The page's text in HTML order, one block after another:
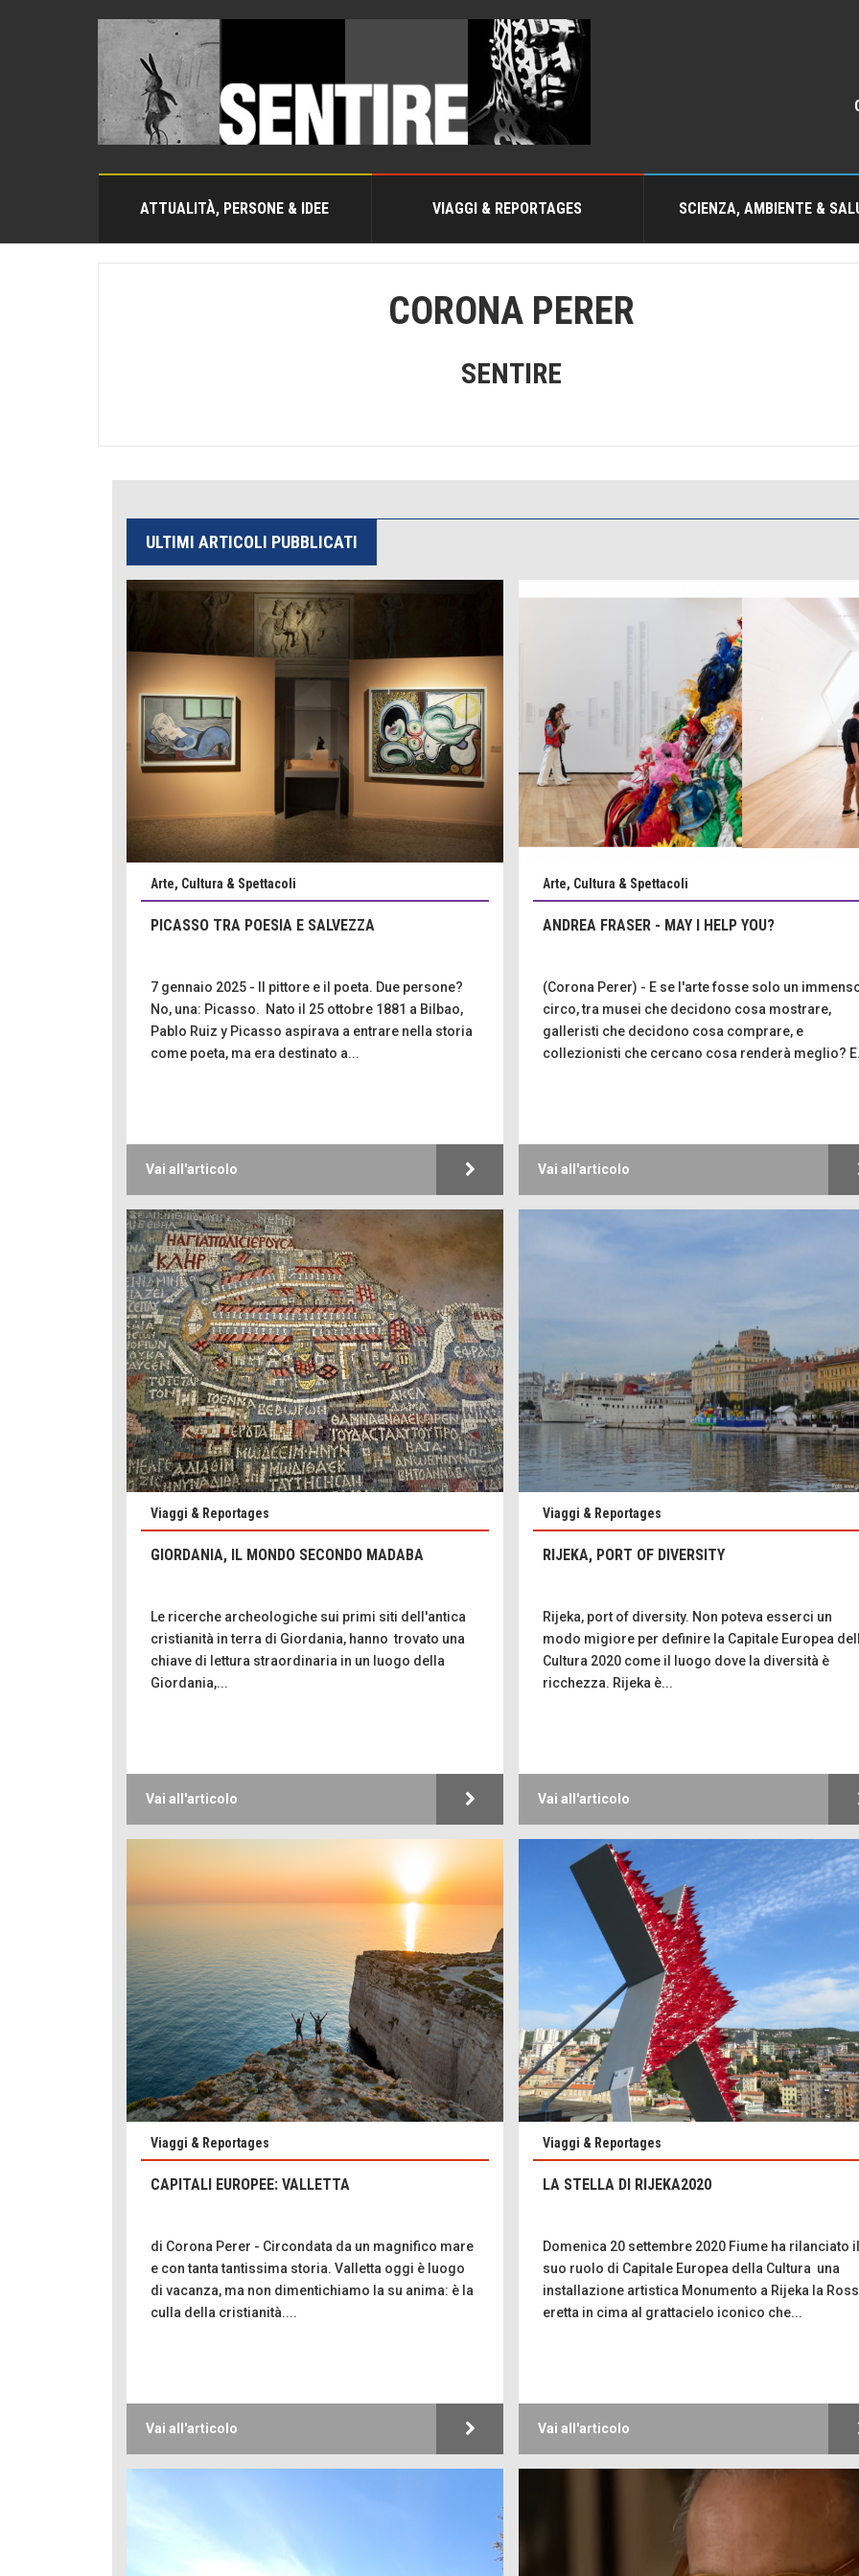
ATTUALITÀ, PERSONE & IDEE VIAGGI & REPORTAGES SCIENZA, AMBIENTE &
CORONA PERER
SENTIRE
ULTIMI ARTICOLI PUBBLICATI
Arte, Cultura & Spettacoli
PICASSO TRA POESIA E SALVEZZA
7 gennaio 2025 - Il pittore e il poeta. Due persone?
No, una: Picasso. Nato il 25 ottobre 1881 a Bilbao,
Pablo Ruiz y Picasso aspirava a entrare nella storia
come poeta, ma era destinato a...
Vai all'articolo
Arte, Cultura & Spettacoli
ANDREA FRASER - MAY I HELP YOU?
(Corona Perer) - E se l'arte fosse solo un
circo, tra musei che decidono cosa mostrare,
galleristi che decidono cosa comprare, e
collezionisti che cercano cosa renderà meglio?
Vai all'articolo
Viaggi & Reportages
GIORDANIA, IL MONDO SECONDO MADABA
Le ricerche archeologiche sui primi siti dell'antica
cristianità in terra di Giordania, hanno trovato una
chiave di lettura straordinaria in un luogo della
Giordania,...
Vai all'articolo
Viaggi & Reportages
RIJEKA, PORT OF DIVERSITY
Rijeka, port of diversity. Non poteva esserci un
modo migiore per definire la Capitale Europea
Cultura 2020 come il luogo dove la diversità è
ricchezza. Rijeka è...
Vai all'articolo
Viaggi & Reportages
CAPITALI EUROPEE: VALLETTA
di Corona Perer - Circondata da un magnifico mare
e con tanta tantissima storia. Valletta oggi è luogo
di vacanza, ma non dimentichiamo la su anima: è la
culla della cristianità....
Vai all'articolo
Viaggi & Reportages
LA STELLA DI RIJEKA2020
Domenica 20 settembre 2020 Fiume ha rilanciato il
suo ruolo di Capitale Europea della Cultura una
installazione artistica Monumento a Rijeka la
eretta in cima al grattacielo iconico che...
Vai all'articolo